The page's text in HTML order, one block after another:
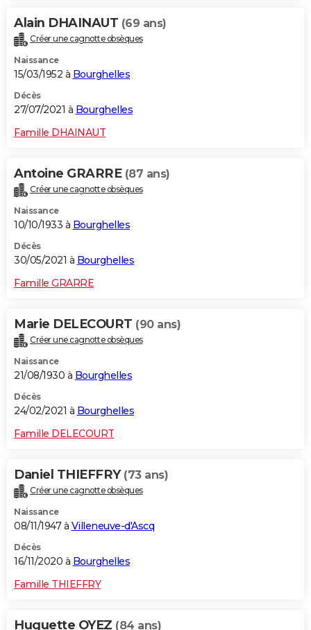
Alain DHAINAUT (69 ans)
Créer une cagnotte obsèques
Naissance
15/03/1952 à Bourghelles
Décès
27/07/2021 à Bourghelles
Famille DHAINAUT
Antoine GRARRE (87 ans)
Créer une cagnotte obsèques
Naissance
10/10/1933 à Bourghelles
Décès
30/05/2021 à Bourghelles
Famille GRARRE
Marie DELECOURT (90 ans)
Créer une cagnotte obsèques
Naissance
21/08/1930 à Bourghelles
Décès
24/02/2021 à Bourghelles
Famille DELECOURT
Daniel THIEFFRY (73 ans)
Créer une cagnotte obsèques
Naissance
08/11/1947 à Villeneuve-d'Ascq
Décès
16/11/2020 à Bourghelles
Famille THIEFFRY
Huguette OYEZ (84 ans)